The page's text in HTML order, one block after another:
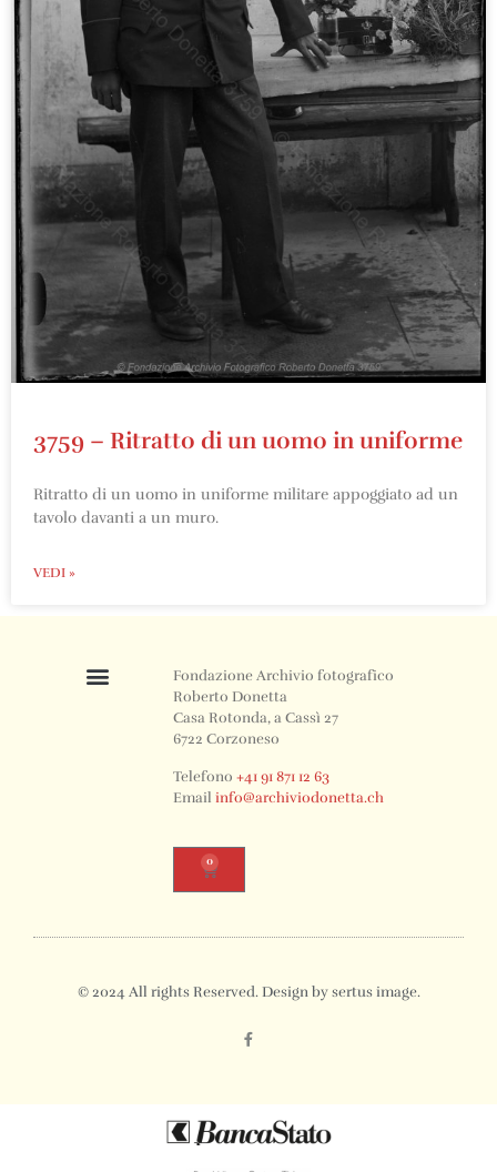
3759 – Ritratto di un uomo in uniforme
Ritratto di un uomo in uniforme militare appoggiato ad un
tavolo davanti a un muro.
VEDI »
Fondazione Archivio fotografico
Roberto Donetta
Casa Rotonda, a Cassì 27
6722 Corzoneso
Telefono+41 91 871 12 63
Emailinfo@archiviodonetta.ch
0
© 2024 All rights Reserved. Design by sertus image.